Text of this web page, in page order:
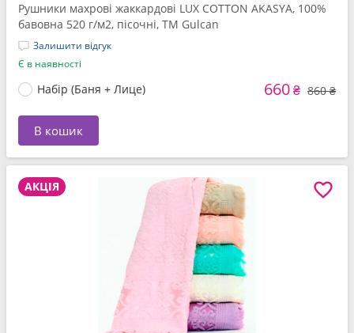
Рушники махрові жаккардові LUX COTTON AKASYA, 100%
бавовна 520 г/м2, пісочні, ТМ Gulcan
Залишити відгук
Є в наявності
Набір (Баня + Лице) 660₴ 860 ₴
В кошик
АКЦІЯ